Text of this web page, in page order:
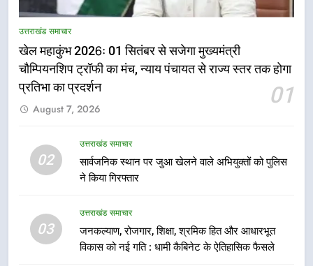
उत्तराखंड समाचार
खेल महाकुंभ 2026ः 01 सितंबर से सजेगा मुख्यमंत्री
चौम्पियनशिप ट्रॉफी का मंच, न्याय पंचायत से राज्य स्तर तक होगा
प्रतिभा का प्रदर्शन
01
August 7, 2026
02
उत्तराखंड समाचार
सार्वजनिक स्थान पर जुआ खेलने वाले अभियुक्तों को पुलिस
ने किया गिरफ्तार
03
उत्तराखंड समाचार
जनकल्याण, रोजगार, शिक्षा, श्रमिक हित और आधारभूत
विकास को नई गति : धामी कैबिनेट के ऐतिहासिक फैसले
राष्ट्रीय हथकरघा दिवस पर मुख्यमंत्री
कारीगरों को किया सम्मानित
उत्तराखंड समाचार
6
का गठन
उत्तराखंड समाचार
देना सरकार की सर्वोच्च प्राथमिकता, आने
वाले महीनों में हजारों पदों पर की जाएगी
भर्ती
उत्तराखंड समाचार